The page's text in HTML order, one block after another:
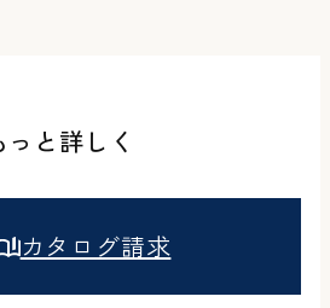
っと詳しく
カタログ請求